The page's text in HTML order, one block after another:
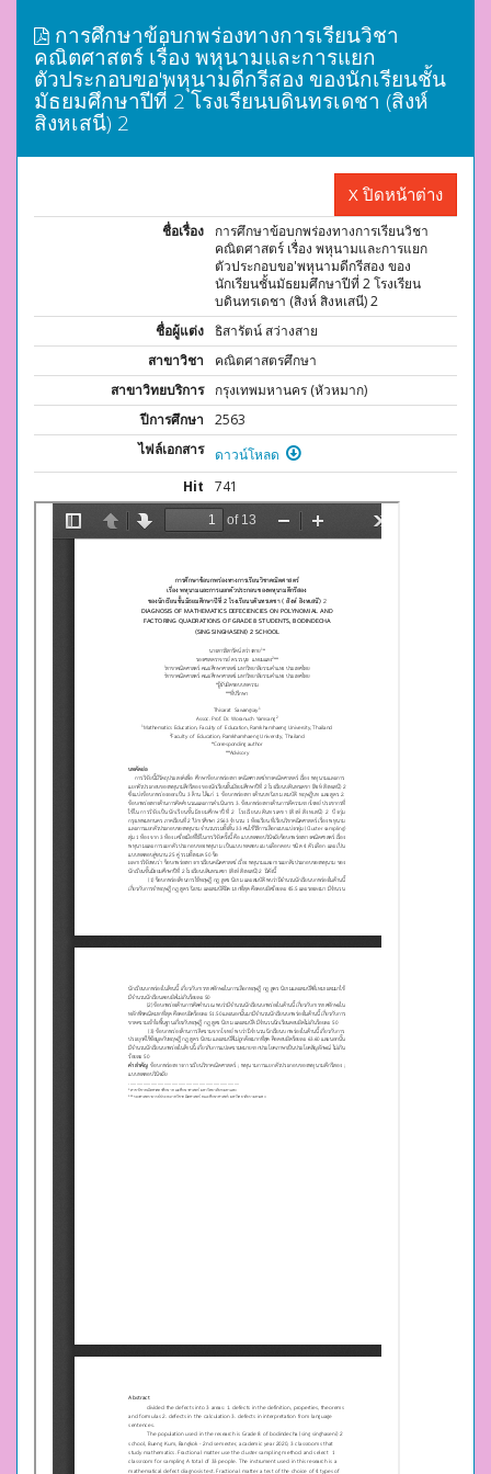
การศึกษาข้อบกพร่องทางการเรียนวิชา
คณิตศาสตร์ เรื่อง พหุนามและการแยก
ตัวประกอบขอ'พหุนามดีกรีสอง ของนักเรียนชั้น
มัธยมศึกษาปีที่ 2 โรงเรียนบดินทรเดชา (สิงห์
สิงหเสนี) 2
X ปิดหน้าต่าง
ชื่อเรื่อง
การศึกษาข้อบกพร่องทางการเรียนวิชา
คณิตศาสตร์ เรื่อง พหุนามและการแยก
ตัวประกอบขอ'พหุนามดีกรีสอง ของ
นักเรียนชั้นมัธยมศึกษาปีที่ 2 โรงเรียน
บดินทรเดชา (สิงห์ สิงหเสนี) 2
ชื่อผู้แต่ง ธิสารัตน์ สว่างสาย
สาขาวิชา
คณิตศาสตรศึกษา
สาขาวิทยบริการ
กรุงเทพมหานคร (หัวหมาก)
ปีการศึกษา
2563
ไฟล์เอกสาร ดาวน์โหลด
Hit
741